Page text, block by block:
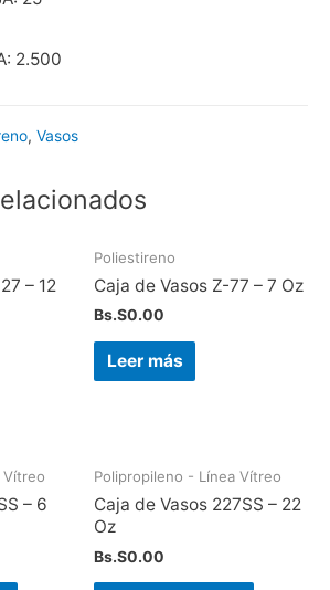
2.500
, Vasos
– 12
Poliestireno
Caja de Vasos Z-77 – 7 Oz
Bs.S0.00
Leer más
Vítreo
– 6
Polipropileno - Línea Vítreo
Caja de Vasos 227SS – 22
Oz
Bs.S0.00